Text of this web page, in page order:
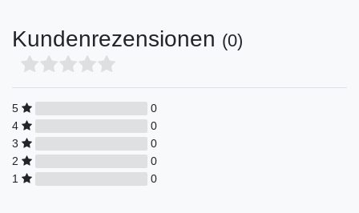
Kundenrezensionen (0)
5
0
4
0
3
0
2
0
1
0